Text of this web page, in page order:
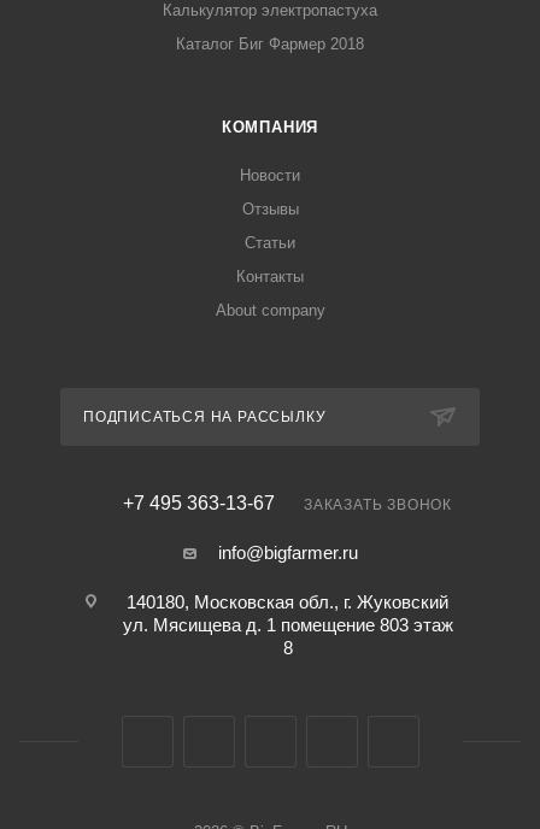
Калькулятор электропастуха
Каталог Биг Фармер 2018
КОМПАНИЯ
Новости
Отзывы
Статьи
Контакты
About company
ПОДПИСАТЬСЯ НА РАССЫЛКУ
+7 495 363-13-67 ЗАКАЗАТЬ ЗВОНОК
info@bigfarmer.ru
140180, Московская обл., г. Жуковский
ул. Мясищева д. 1 помещение 803 этаж
8